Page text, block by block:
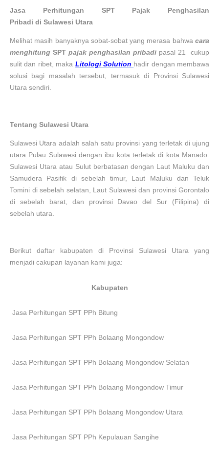
Jasa Perhitungan SPT Pajak Penghasilan
Pribadi di Sulawesi Utara
Melihat masih banyaknya sobat-sobat yang merasa bahwa cara
menghitung SPT pajak penghasilan pribadi pasal 21
cukup
sulit dan ribet, maka Litologi Solution hadir dengan membawa
solusi bagi masalah tersebut, termasuk di Provinsi Sulawesi
Utara sendiri.
Tentang Sulawesi Utara
Sulawesi Utara adalah salah satu provinsi yang terletak di ujung
utara Pulau Sulawesi dengan ibu kota terletak di kota Manado.
Sulawesi Utara atau Sulut berbatasan dengan Laut Maluku dan
Samudera Pasifik di sebelah timur, Laut Maluku dan Teluk
Tomini di sebelah selatan, Laut Sulawesi dan provinsi Gorontalo
di sebelah barat, dan provinsi Davao del Sur (Filipina) di
sebelah utara.
Berikut daftar kabupaten di Provinsi Sulawesi Utara yang
menjadi cakupan layanan kami juga:
Kabupaten
Jasa Perhitungan SPT PPh Bitung
Jasa Perhitungan SPT PPh Bolaang Mongondow
Jasa Perhitungan SPT PPh Bolaang Mongondow Selatan
Jasa Perhitungan SPT PPh Bolaang Mongondow Timur
Jasa Perhitungan SPT PPh Bolaang Mongondow Utara
Jasa Perhitungan SPT PPh Kepulauan Sangihe